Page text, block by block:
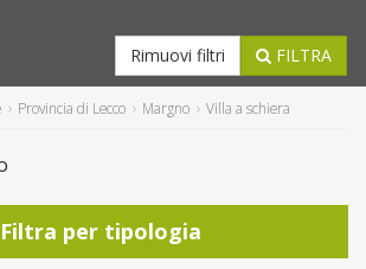
FILTRA
Rimuovi filtri
Provincia di Lecco Margno Villa a schiera
Filtra per tipologia